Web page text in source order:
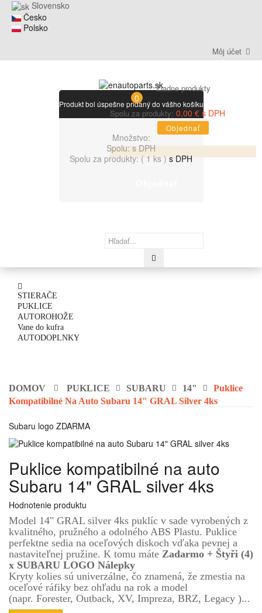
Slovensko
Česko
Polsko
Môj účet
0
Žiadne produkty
Spolu za produkty: 0,00 € s DPH
Objednať
Produkt bol úspešne pridaný do vášho košíku
Množstvo:
Spolu: s DPH
Spolu za produkty: ( 1 ks)s DPH
STIERAČE
PUKLICE
AUTOROHOŽE
Vane do kufra
AUTODOPLNKY
DOMOV PUKLICE SUBARU 14"
Puklice
Kompatibilné Na Auto Subaru 14" GRAL Silver 4ks
Subaru logo ZDARMA
Puklice kompatibilné na auto
Subaru 14" GRAL silver 4ks
Hodnotenie produktu
Model 14" GRAL silver 4ks puklíc v sade vyrobených z
kvalitného, pružného a odolného ABS Plastu. Puklice
perfektne sedia na oceľových diskoch vďaka pevnej a
nastaviteľnej pružine. K tomu máte Zadarmo + Štyři (4)
x SUBARU LOGO Nálepky
Kryty kolies sú univerzálne, čo znamená, že zmestia na
oceľové ráfiky bez ohľadu na rok a model
(napr. Forester, Outback, XV, Impreza, BRZ, Legacy )...